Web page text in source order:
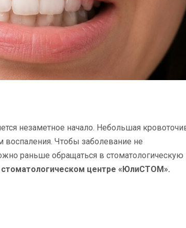
незаметное начало. Небольшая
Чтобы заболевание не
раньше обращаться в стоматологическую
центре «ЮлиСТОМ».